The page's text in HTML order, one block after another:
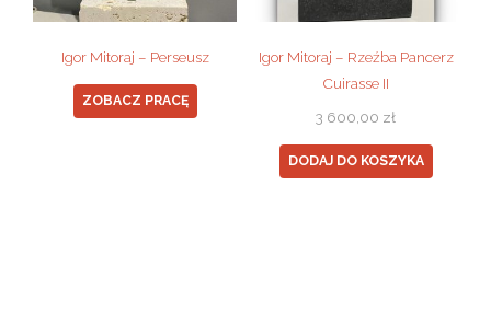
Igor Mitoraj – Perseusz
ZOBACZ PRACĘ
Igor Mitoraj – Rzeźba Pancerz
Cuirasse II
3 600,00 zł
DODAJ DO KOSZYKA